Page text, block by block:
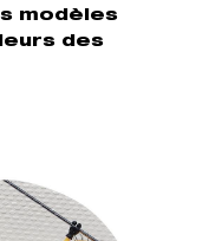
modèles
des